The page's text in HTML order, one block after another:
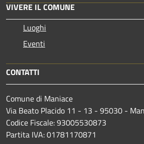
VIVERE IL COMUNE
Luoghi
Eventi
CONTATTI
Comune di Maniace
Via Beato Placido 11 - 13 - 95030 -
Codice Fiscale: 93005530873
Partita IVA: 01781170871